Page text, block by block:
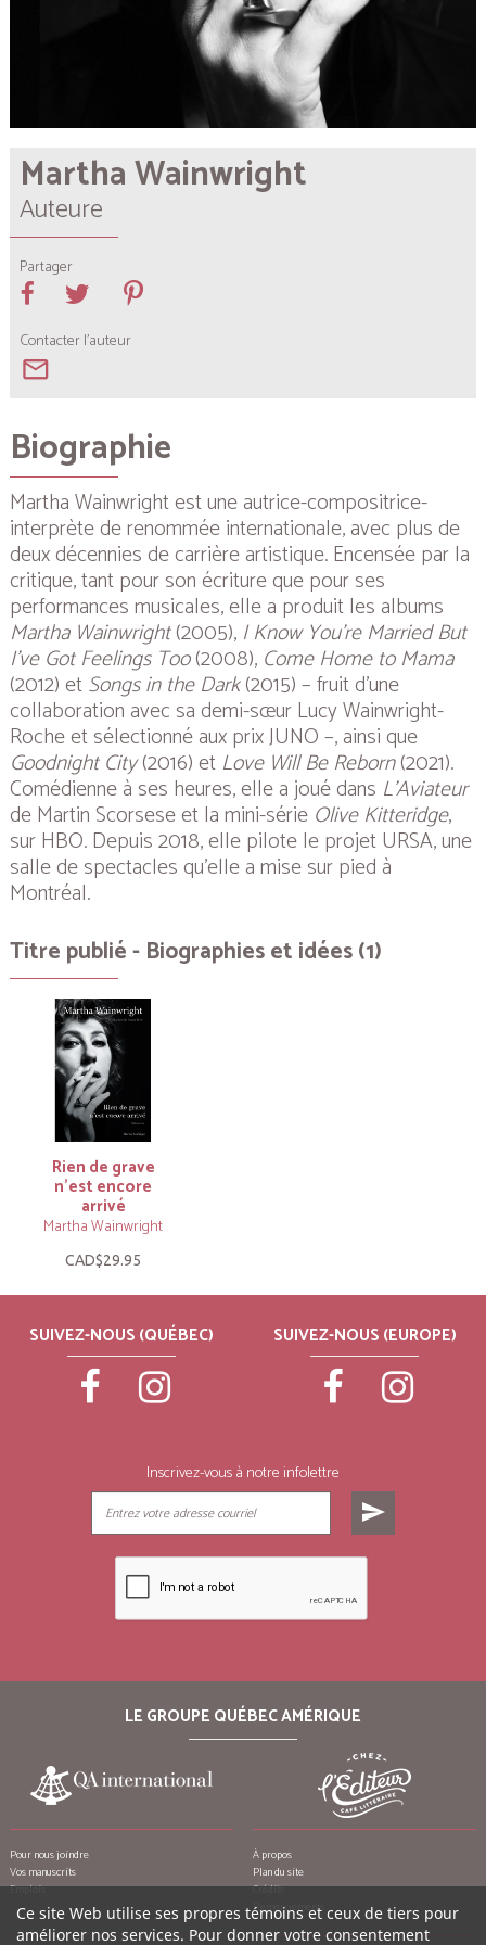
Martha Wainwright
Auteure
Partager
Contacter l'auteur
mail_outline
Biographie
Martha Wainwright est une autrice-compositrice-
interprète de renommée internationale, avec plus de
deux décennies de carrière artistique. Encensée par la
critique, tant pour son écriture que pour ses
performances musicales, elle a produit les albums
Martha Wainwright(2005), I Know You’re Married But
I’ve Got Feelings Too(2008), Come Home to Mama
(2012) etSongs in the Dark(2015) – fruit d’une
collaboration avec sa demi-sœur Lucy Wainwright-
Roche et sélectionné aux prix JUNO –, ainsi que
Goodnight City(2016) et Love Will Be Reborn(2021).
Comédienne à ses heures, elle a joué dans L’Aviateur
de Martin Scorsese et la mini-série Olive Kitteridge,
sur HBO. Depuis 2018, elle pilote le projet URSA, une
salle de spectacles qu'elle a mise sur pied à
Montréal.
Titre publié - Biographies et idées (1)
Rien de grave
n’est encore
arrivé
Martha Wainwright
CAD$29.95
SUIVEZ-NOUS (QUÉBEC) SUIVEZ-NOUS (EUROPE)
Inscrivez-vous à notre infolettre
send
LE GROUPE QUÉBEC AMÉRIQUE
Pour nous joindre
Vos manuscrits
Emplois
À propos
Plan du site
Crédits
Remerciements
Ce site Web utilise ses propres témoins et ceux de tiers pour
améliorer nos services. Pour donner votre consentement